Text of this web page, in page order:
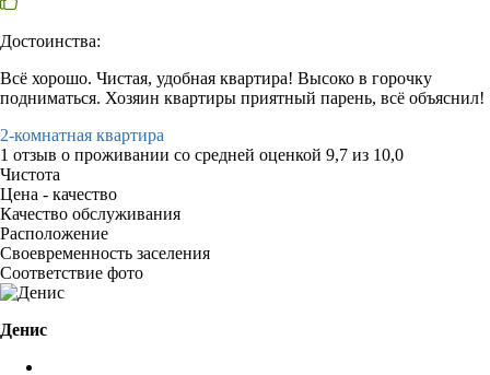
Достоинства:
Всё хорошо. Чистая, удобная квартира! Высоко в горочку
подниматься. Хозяин квартиры приятный парень, всё объяснил!
2-комнатная квартира
1 отзыв о проживании со средней оценкой 9,7 из 10,0
Чистота
Цена - качество
Качество обслуживания
Расположение
Своевременность заселения
Соответствие фото
Денис